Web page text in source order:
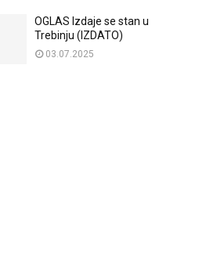
OGLAS Izdaje se stan u
Trebinju (IZDATO)
03.07.2025